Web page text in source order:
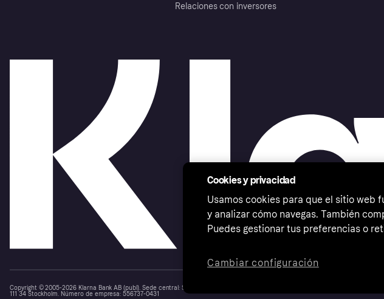
Relaciones con inversores
Copyright © 2005-2026 Klarna Bank AB (publ). Sede central: Stockholm, Sweden. Todos los derechos reservados. Klarna Bank AB
111 34 Stockholm. Número de empresa: 556737-0431
Cookies y privacidad
Usamos cookies para que el sitio web
y analizar cómo navegas. También
Puedes gestionar tus preferencias o
Cambiar configuración